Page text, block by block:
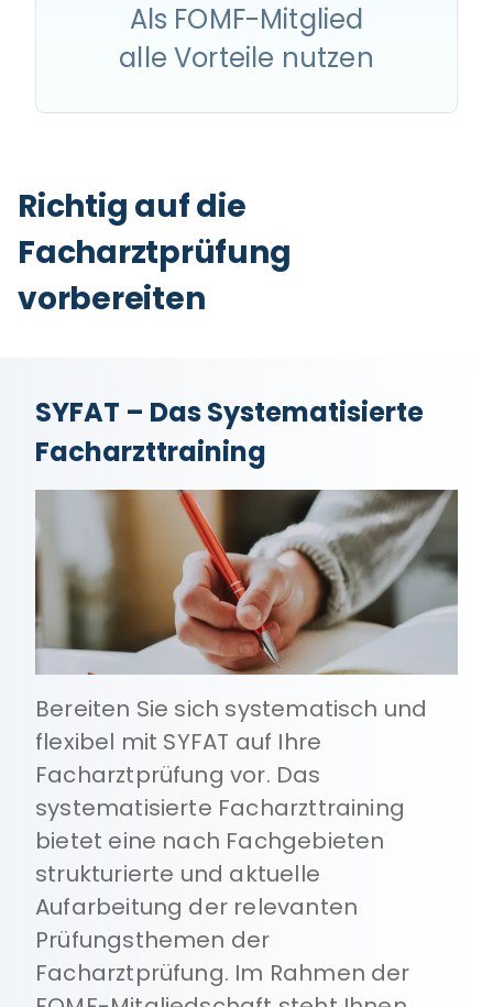
Als FOMF-Mitglied
alle Vorteile nutzen
Richtig auf die
Facharztprüfung
vorbereiten
SYFAT – Das Systematisierte
Facharzttraining
Bereiten Sie sich systematisch und
flexibel mit SYFAT auf Ihre
Facharztprüfung vor. Das
systematisierte Facharzttraining
bietet eine nach Fachgebieten
strukturierte und aktuelle
Aufarbeitung der relevanten
Prüfungsthemen der
Facharztprüfung. Im Rahmen der